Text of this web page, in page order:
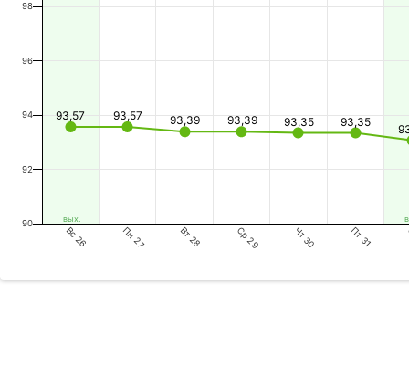
вых.
93,57 93,57 93,39 93,39 93,35 93,35
Вс 26 Пн 27 Вт 28 Ср 29 Чт 30 Пт 31
90
92
94
96
98